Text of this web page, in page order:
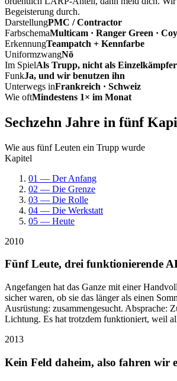
Begeisterung durch.
DarstellungPMC / Contractor
FarbschemaMulticam · Ranger Green ·
ErkennungTeampatch + Kennfarbe
UniformzwangNö
Im SpielAls Trupp, nicht als Einzelkämpfer
FunkJa, und wir benutzen ihn
Unterwegs inFrankreich · Schweiz
Wie oftMindestens 1× im Monat
Sechzehn Jahre in fünf
Wie aus fünf Leuten ein Trupp wurde
Kapitel
01 — Der Anfang
02 — Die Grenze
03 — Die Rolle
04 — Die Werkstatt
05 — Heute
2010
Fünf Leute, drei funktionierende
Angefangen hat das Ganze mit einer
sicher waren, ob sie das länger als einen
Ausrüstung: zusammengesucht. Absprache:
Lichtung. Es hat trotzdem funktioniert, weil
2013
Kein Feld daheim, also fahren wir